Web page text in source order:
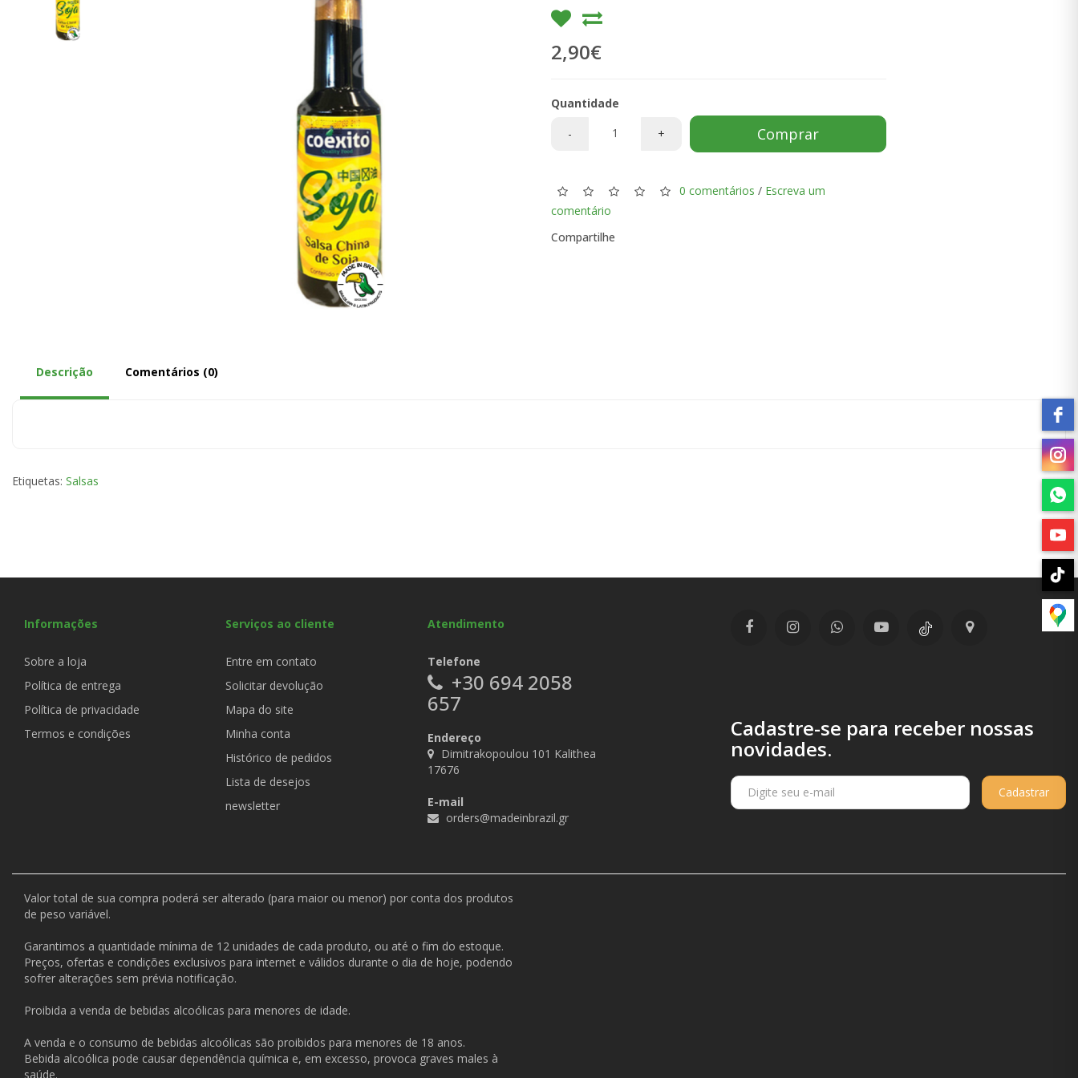
2,90€
Quantidade
-
+ Comprar
0 comentários / Escreva um
comentário
Compartilhe
Descrição Comentários (0)
Etiquetas: Salsas
Informações
Sobre a loja
Política de entrega
Política de privacidade
Termos e condições
Serviços ao cliente
Entre em contato
Solicitar devolução
Mapa do site
Minha conta
Histórico de pedidos
Lista de desejos
newsletter
Atendimento
Telefone
+30 694 2058
657
Endereço
Dimitrakopoulou 101 Kalithea
17676
E-mail
orders@madeinbrazil.gr
Cadastre-se para receber nossas
novidades.
Cadastrar
Valor total de sua compra poderá ser alterado (para maior ou menor) por conta dos produtos
de peso variável.
Garantimos a quantidade mínima de 12 unidades de cada produto, ou até o fim do estoque.
Preços, ofertas e condições exclusivos para internet e válidos durante o dia de hoje, podendo
sofrer alterações sem prévia notificação.
Proibida a venda de bebidas alcoólicas para menores de idade.
A venda e o consumo de bebidas alcoólicas são proibidos para menores de 18 anos.
Bebida alcoólica pode causar dependência química e, em excesso, provoca graves males à
saúde.